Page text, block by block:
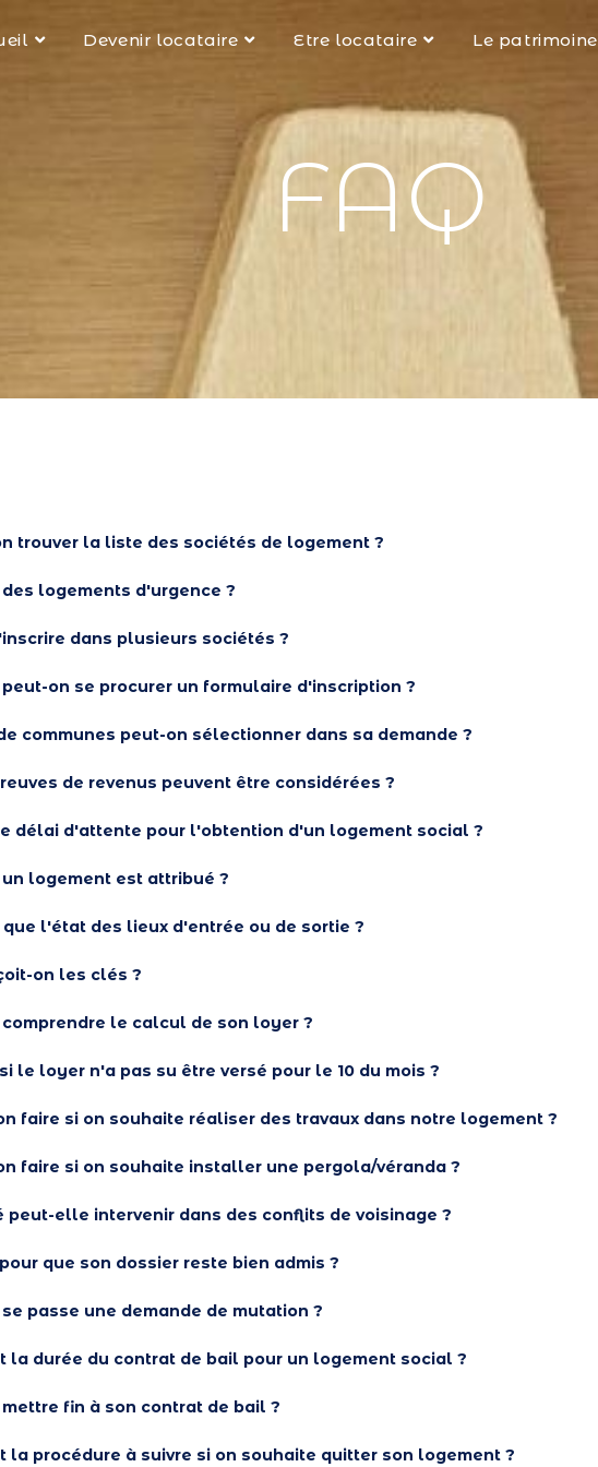
Devenir locataire Etre locataire Le patrimoine
FAQ
trouver la liste des sociétés de logement ?
logements d'urgence ?
dans plusieurs sociétés ?
peut-on se procurer un formulaire d'inscription ?
communes peut-on sélectionner dans sa demande ?
de revenus peuvent être considérées ?
délai d'attente pour l'obtention d'un logement social ?
un logement est attribué ?
l'état des lieux d'entrée ou de sortie ?
on les clés ?
comprendre le calcul de son loyer ?
le loyer n'a pas su être versé pour le 10 du mois ?
faire si on souhaite réaliser des travaux dans notre logement ?
faire si on souhaite installer une pergola/véranda ?
peut-elle intervenir dans des conflits de voisinage ?
que son dossier reste bien admis ?
passe une demande de mutation ?
la durée du contrat de bail pour un logement social ?
mettre fin à son contrat de bail ?
la procédure à suivre si on souhaite quitter son logement ?